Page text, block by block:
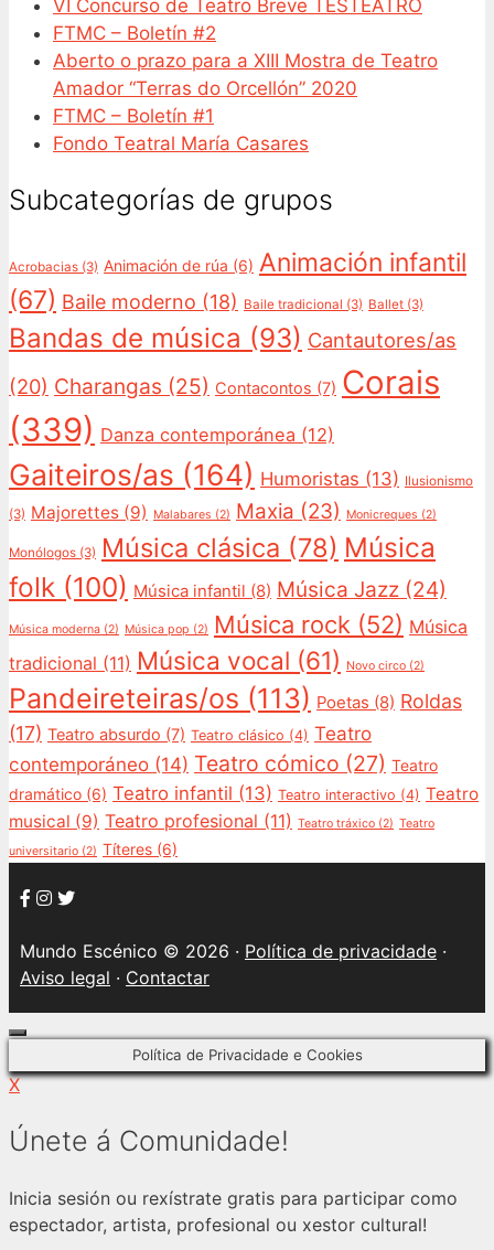
VI Concurso de Teatro Breve TESTEATRO
FTMC – Boletín #2
Aberto o prazo para a XIII Mostra de Teatro
Amador “Terras do Orcellón” 2020
FTMC – Boletín #1
Fondo Teatral María Casares
Subcategorías de grupos
Acrobacias (3) Animación de rúa (6) Animación infantil
(67) Baile moderno (18) Baile tradicional (3) Ballet (3)
Bandas de música (93) Cantautores/as
(20) Charangas (25) Contacontos (7) Corais
(339) Danza contemporánea (12)
Gaiteiros/as (164) Humoristas (13) Ilusionismo
(3) Majorettes (9) Malabares (2) Maxia (23) Monicreques (2)
Monólogos (3) Música clásica (78) Música
folk (100) Música infantil (8) Música Jazz (24)
Música moderna (2) Música pop (2) Música rock (52) Música
tradicional (11) Música vocal (61) Novo circo (2)
Pandeireteiras/os (113) Poetas (8) Roldas
(17) Teatro absurdo (7) Teatro clásico (4) Teatro
contemporáneo (14) Teatro cómico (27) Teatro
dramático (6) Teatro infantil (13) Teatro interactivo (4) Teatro
musical (9) Teatro profesional (11) Teatro tráxico (2) Teatro
universitario (2) Títeres (6)
Mundo Escénico © 2026 · Política de privacidade ·
Aviso legal · Contactar
Close
Política de Privacidade e Cookies
X
Únete á Comunidade!
Inicia sesión ou rexístrate gratis para participar como
espectador, artista, profesional ou xestor cultural!